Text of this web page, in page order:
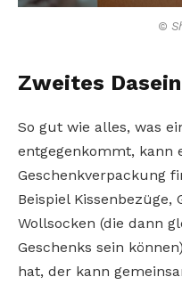
©
Zweites Dasein
So gut wie alles, was
entgegenkommt, kann
Geschenkverpackung
Beispiel
Wollsocken (die dann
Geschenks sein
hat, der kann